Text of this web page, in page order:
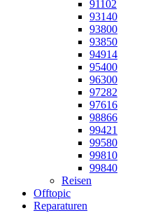
91102
93140
93800
93850
94914
95400
96300
97282
97616
98866
99421
99580
99810
99840
Reisen
Offtopic
Reparaturen